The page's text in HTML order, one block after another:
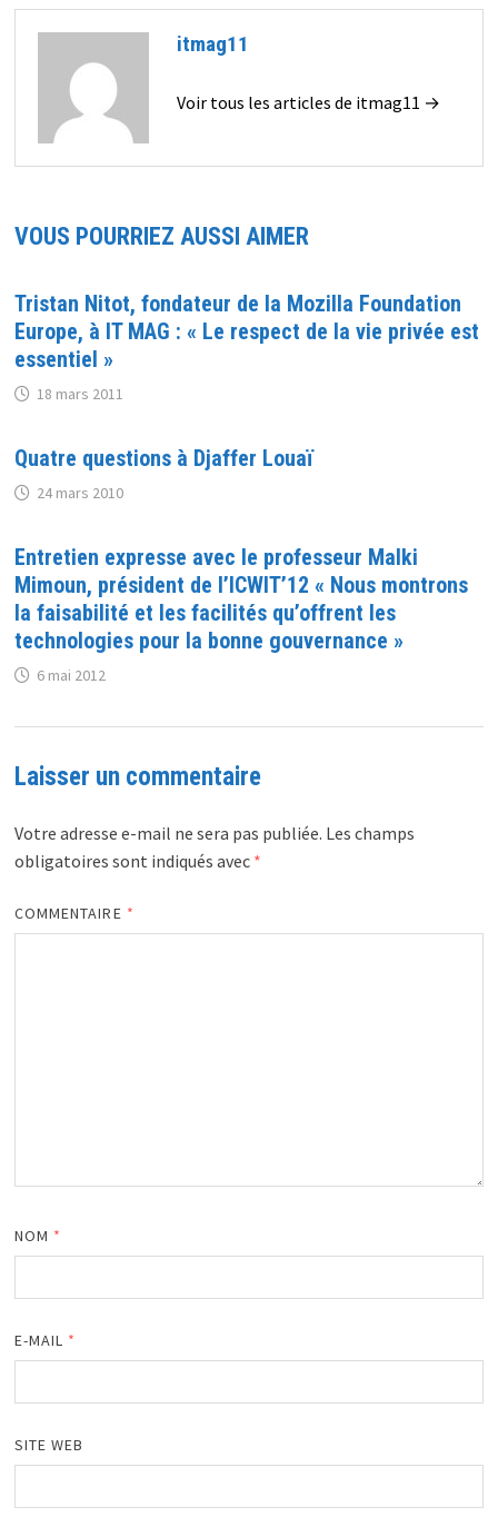
itmag11
Voir tous les articles de itmag11 →
VOUS POURRIEZ AUSSI AIMER
Tristan Nitot, fondateur de la Mozilla Foundation
Europe, à IT MAG : « Le respect de la vie privée est
essentiel »
18 mars 2011
Quatre questions à Djaffer Louaï
24 mars 2010
Entretien expresse avec le professeur Malki
Mimoun, président de l’ICWIT’12 « Nous montrons
la faisabilité et les facilités qu’offrent les
technologies pour la bonne gouvernance »
6 mai 2012
Laisser un commentaire
Votre adresse e-mail ne sera pas publiée. Les champs
obligatoires sont indiqués avec *
COMMENTAIRE *
NOM *
E-MAIL *
SITE WEB